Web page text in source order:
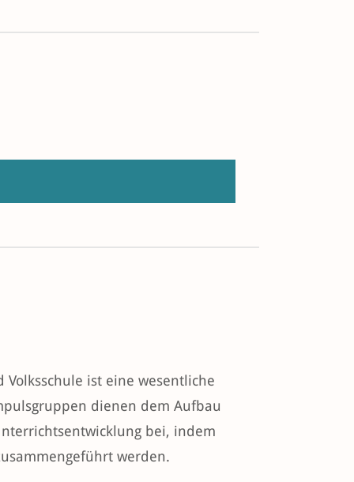
ist eine wesentliche
dienen dem Aufbau
bei, indem
werden.